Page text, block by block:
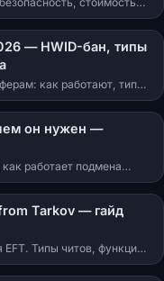
выбрать аппаратный,
— HWID-бан, типы
как работают, типы
когда нужен, как
он нужен —
работает подмена
выбрать. Гайд для
Tarkov — гайд
EFT. Типы читов, функции,
чит для Таркова